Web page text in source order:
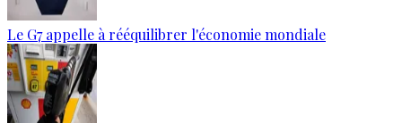
Le G7 appelle à rééquilibrer l'économie mondiale